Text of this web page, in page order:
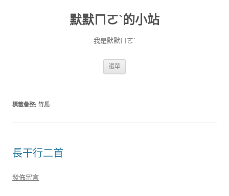
默默ㄇㄛˋ的小站
我是默默ㄇㄛˋ
選單
標籤彙整: 竹馬
長干行二首
發佈留言